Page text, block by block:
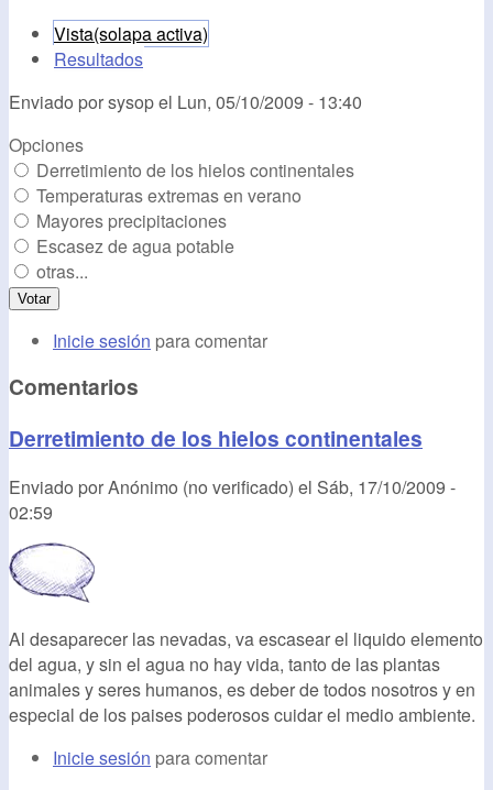
Vista(solapa activa)
Resultados
Enviado porsysopel Lun, 05/10/2009 - 13:40
Opciones
Derretimiento de los hielos continentales
Temperaturas extremas en verano
Mayores precipitaciones
Escasez de agua potable
otras...
Inicie sesión para comentar
Comentarios
Derretimiento de los hielos continentales
Enviado porAnónimo (no verificado) el Sáb, 17/10/2009 -
02:59
Al desaparecer las nevadas, va escasear el liquido elemento
del agua, y sin el agua no hay vida, tanto de las plantas
animales y seres humanos, es deber de todos nosotros y en
especial de los paises poderosos cuidar el medio ambiente.
Inicie sesión para comentar